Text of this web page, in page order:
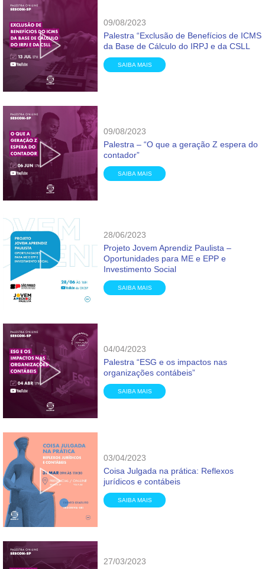
09/08/2023
Palestra “Exclusão de Benefícios de ICMS
da Base de Cálculo do IRPJ e da CSLL
SAIBA MAIS
09/08/2023
Palestra – “O que a geração Z espera do
contador”
SAIBA MAIS
28/06/2023
Projeto Jovem Aprendiz Paulista –
Oportunidades para ME e EPP e
Investimento Social
SAIBA MAIS
04/04/2023
Palestra “ESG e os impactos nas
organizações contábeis”
SAIBA MAIS
03/04/2023
Coisa Julgada na prática: Reflexos
jurídicos e contábeis
SAIBA MAIS
27/03/2023